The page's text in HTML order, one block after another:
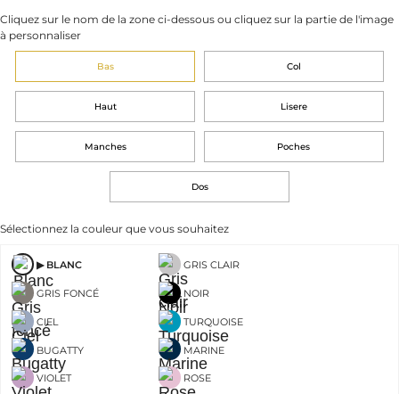
Cliquez sur le nom de la zone ci-dessous ou cliquez sur la partie de l'image
à personnaliser
Bas Col
Haut Lisere
Manches Poches
Dos
Sélectionnez la couleur que vous souhaitez
BLANC GRIS CLAIR
GRIS FONCÉ NOIR
CIEL TURQUOISE
BUGATTY MARINE
VIOLET ROSE